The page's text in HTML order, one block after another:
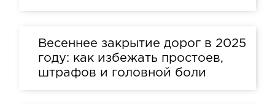
Весеннее закрытие дорог в 2025
году: как избежать простоев,
штрафов и головной боли